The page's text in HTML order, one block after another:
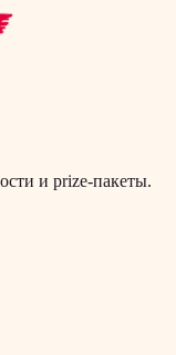
и prize-пакеты.